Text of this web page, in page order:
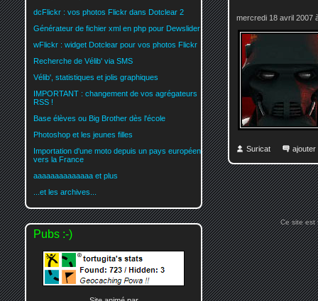
mercredi 18 avril 2007
Suricat ajouter
dcFlickr : vos photos Flickr dans Dotclear 2
Générateur de fichier xml en php pour Dewslider
wFlickr : widget Dotclear pour vos photos Flickr
Recherche de Vélib' via SMS
Vélib', statistiques et jolis graphiques
IMPORTANT : changement de vos agrégateurs
RSS !
Base élèves ou Big Brother dès l'école
Photoshop et les jeunes filles
Importation d'une moto depuis un pays européen
vers la France
aaaaaaaaaaaaaa et plus
...et les archives...
Pubs :-)
Ce site est